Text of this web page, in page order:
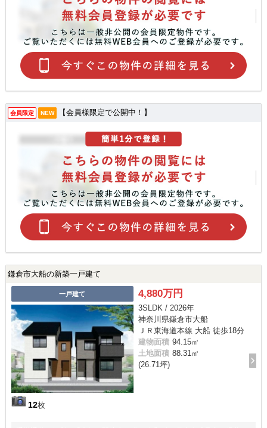
会員限定 NEW 【会員様限定で公開中！】
鎌倉市大船の新築一戸建て
一戸建て
12枚
4,880万円
3SLDK / 2026年
神奈川県鎌倉市大船
ＪＲ東海道本線 大船 徒歩18分
建物面積 94.15㎡
土地面積 88.31㎡
(26.71坪)